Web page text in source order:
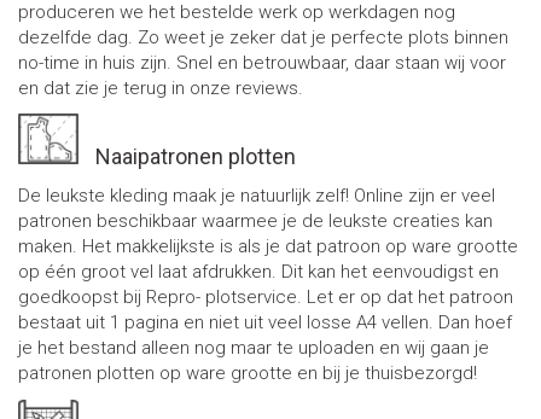
produceren we het bestelde werk op werkdagen nog
dezelfde dag. Zo weet je zeker dat je perfecte plots binnen
no-time in huis zijn. Snel en betrouwbaar, daar staan wij voor
en dat zie je terug in onze reviews.
Naaipatronen plotten
De leukste kleding maak je natuurlijk zelf! Online zijn er veel
patronen beschikbaar waarmee je de leukste creaties kan
maken. Het makkelijkste is als je dat patroon op ware grootte
op één groot vel laat afdrukken. Dit kan het eenvoudigst en
goedkoopst bij Repro- plotservice. Let er op dat het patroon
bestaat uit 1 pagina en niet uit veel losse A4 vellen. Dan hoef
je het bestand alleen nog maar te uploaden en wij gaan je
patronen plotten op ware grootte en bij je thuisbezorgd!